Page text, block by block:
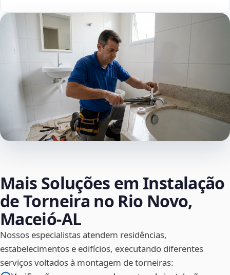
Mais Soluções em Instalação
de Torneira no Rio Novo,
Maceió‑AL
Nossos especialistas atendem residências,
estabelecimentos e edifícios, executando diferentes
serviços voltados à montagem de torneiras: